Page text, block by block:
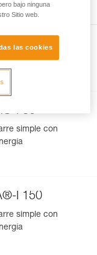
I 80
simple con
I 150
simple con
bajo ninguna
Sitio web.
las cookies